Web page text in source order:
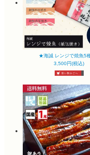
★海誠 レンジで焼魚5
3,500円(税込)